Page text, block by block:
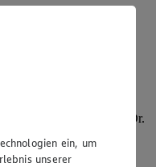
§ 27a UStG: DE
Handelsstiftung
Sprecher), Dr.
ein, um
unserer